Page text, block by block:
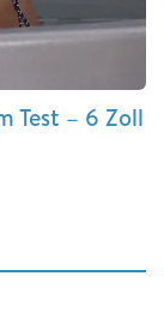
Test – 6 Zoll